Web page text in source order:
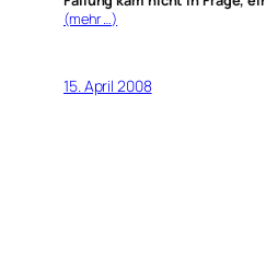
(mehr …)
15. April 2008